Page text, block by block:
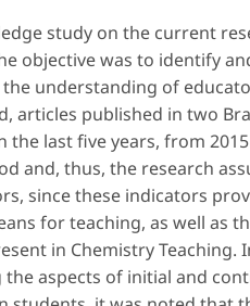
study on the current
objective was to identify
understanding of
articles published in two
last five years, from
and, thus, the research
since these indicators
for teaching, as well as
in Chemistry Teaching.
aspects of initial and